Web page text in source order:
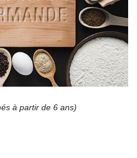
à partir de 6 ans)